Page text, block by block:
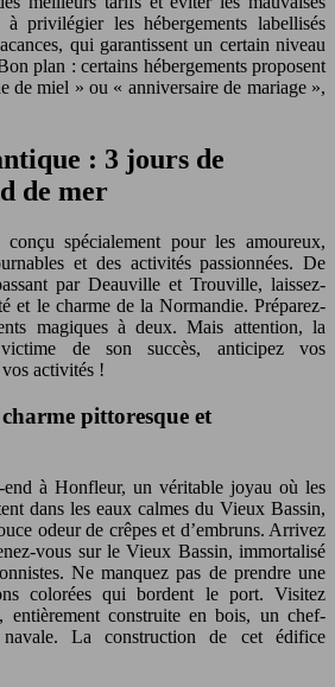
à privilégier les hébergements labellisés
qui garantissent un certain niveau
plan : certains hébergements proposent
de miel » ou « anniversaire de mariage »,
: 3 jours de
de mer
spécialement pour les amoureux,
et des activités passionnées. De
par Deauville et Trouville, laissez-
et le charme de la Normandie. Préparez-
magiques à deux. Mais attention, la
de son succès, anticipez vos
activités !
pittoresque et
end à Honfleur, un véritable joyau où les
dans les eaux calmes du Vieux Bassin,
odeur de crêpes et d’embruns. Arrivez
vous sur le Vieux Bassin, immortalisé
Ne manquez pas de prendre une
colorées qui bordent le port. Visitez
entièrement construite en bois, un chef-
navale. La construction de cet édifice